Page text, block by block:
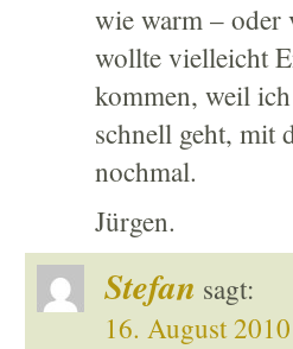
wie warm – oder
wollte vielleicht
kommen, weil
schnell geht, mit
nochmal.
Jürgen.
Stefan sagt:
16. August